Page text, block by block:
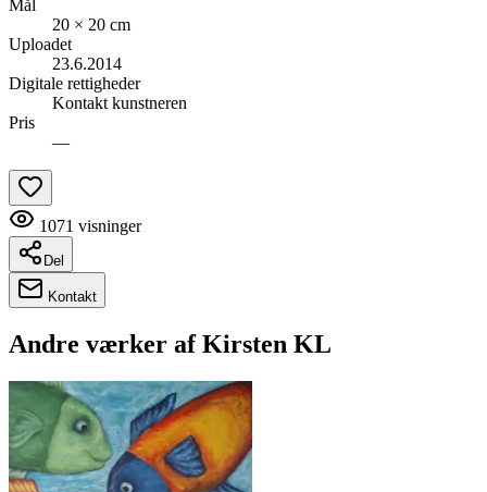
Mål
20 × 20 cm
Uploadet
23.6.2014
Digitale rettigheder
Kontakt kunstneren
Pris
—
1071 visninger
Del
Kontakt
Andre værker afKirsten KL